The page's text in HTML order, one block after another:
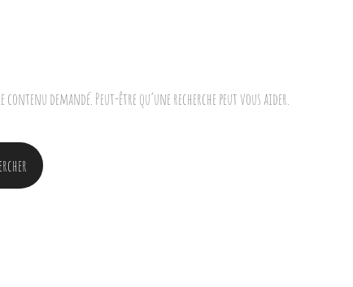
demandé. Peut-être qu’une recherche peut vous aider.